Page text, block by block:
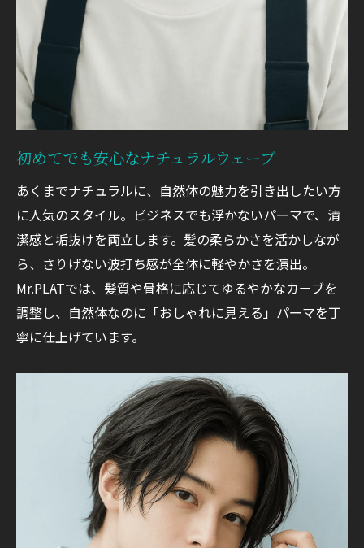
初めてでも安心なナチュラルウェーブ
あくまでナチュラルに、自然体の魅力を引き出したい方
に人気のスタイル。ビジネスでも浮かないパーマで、清
潔感と垢抜けを両立します。髪の柔らかさを活かしなが
ら、さりげない波打ち感が全体に軽やかさを演出。
Mr.PLATでは、髪質や骨格に応じてゆるやかなカーブを
調整し、自然体なのに「おしゃれに見える」パーマを丁
寧に仕上げています。